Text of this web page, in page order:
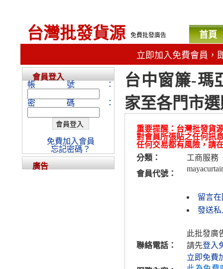
台灣批發貨源 免費批發廣告 首頁
立即加入免費會員，
台中窗簾-瑪
家至各門市
重要提醒：台灣批發貨
對會員所張貼之任何訊
任何交易都有風險，請
分類：
工商服務
會員代號：
留言
發送私
聯絡電話：
此批發廣
請先登入
立即免費
會員登入
帳號：
密碼：
免費加入會員
忘記密碼？
廣告